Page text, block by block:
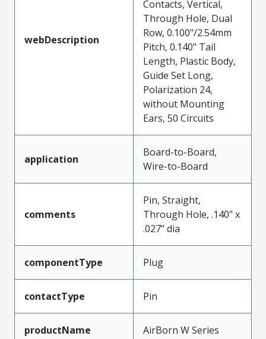
webDescription
Contacts, Vertical,
Through Hole, Dual
Row, 0.100"/2.54mm
Pitch, 0.140" Tail
Length, Plastic Body,
Guide Set Long,
Polarization 24,
without Mounting
Ears, 50 Circuits
application
Board-to-Board,
Wire-to-Board
comments
Pin, Straight,
Through Hole, .140" x
.027" dia
componentType Plug
contactType Pin
productName AirBorn W Series